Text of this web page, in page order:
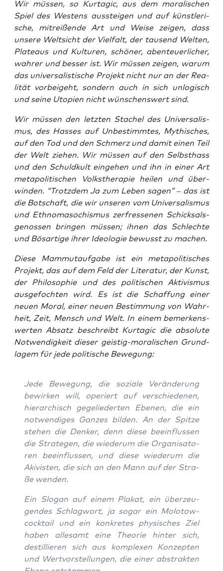
Wir müs­sen, so Kur­ta­gic, aus dem mora­li­schen
Spiel des Wes­tens aus­stei­gen und auf künst­le­ri­
sche, mit­rei­ßen­de Art und Wei­se zei­gen, dass
unse­re Welt­sicht der Viel­falt, der tau­send Wel­ten,
Pla­teaus und Kul­tu­ren, schö­ner, aben­teu­er­li­cher,
wah­rer und bes­ser ist. Wir müs­sen zei­gen, war­um
das uni­ver­sa­lis­ti­sche Pro­jekt nicht nur an der Rea­
li­tät vor­bei­geht, son­dern auch in sich unlo­gisch
und sei­ne Uto­pien nicht wün­schens­wert sind.
Wir müs­sen den letz­ten Sta­chel des Uni­ver­sa­lis­
mus, des Has­ses auf Unbe­stimm­tes, Mythi­sches,
auf den Tod und den Schmerz und damit einen Teil
der Welt zie­hen. Wir müs­sen auf den Selbst­hass
und den Schuld­kult ein­ge­hen und ihn in einer Art
meta­po­li­ti­schen Volks­the­ra­pie hei­len und über­
win­den. “Trotz­dem Ja zum Leben sagen” – das ist
die Bot­schaft, die wir unse­ren vom Uni­ver­sa­lis­mus
und Eth­no­ma­so­chis­mus zer­fres­se­nen Schick­sals­
ge­nos­sen brin­gen müs­sen; ihnen das Schlech­te
und Bös­ar­ti­ge ihrer Ideo­lo­gie bewusst zu machen.
Die­se Mam­mut­auf­ga­be ist ein meta­po­li­ti­sches
Pro­jekt, das auf dem Feld der Lite­ra­tur, der Kunst,
der Phi­lo­so­phie und des poli­ti­schen Akti­vis­mus
aus­ge­foch­ten wird. Es ist die Schaf­fung einer
neu­en Moral, einer neu­en Bestim­mung von Wahr­
heit, Zeit, Mensch und Welt. In einem bemer­kens­
wer­ten Absatz beschreibt Kur­ta­gic die abso­lu­te
Not­wen­dig­keit die­ser geis­tig-mora­li­schen Grund­
la­gem für jede poli­ti­sche Bewegung:
Jede Bewe­gung, die sozia­le Ver­än­de­rung
bewir­ken will, ope­riert auf ver­schie­de­nen,
hier­ar­chisch gege­lie­der­ten Ebe­nen, die ein
not­wen­di­ges Gan­zes bil­den. An der Spit­ze
ste­hen die Den­ker, denn die­se beein­flus­sen
die Stra­te­gen, die wie­der­um die Orga­ni­sa­to­
ren beein­flus­sen, und die­se wie­der­um die
Aki­vis­ten, die sich an den Mann auf der Stra­
ße wenden.
Ein Slo­gan auf einem Pla­kat, ein über­zeu­
gen­des Schlag­wort, ja sogar ein Molo­tow­
cock­tail und ein kon­kre­tes phy­si­sches Ziel
haben alle­samt eine Theo­rie hin­ter sich,
destil­lie­ren sich aus kom­ple­xen Kon­zep­ten
und Wert­vor­stel­lun­gen, die einer abs­trak­ten